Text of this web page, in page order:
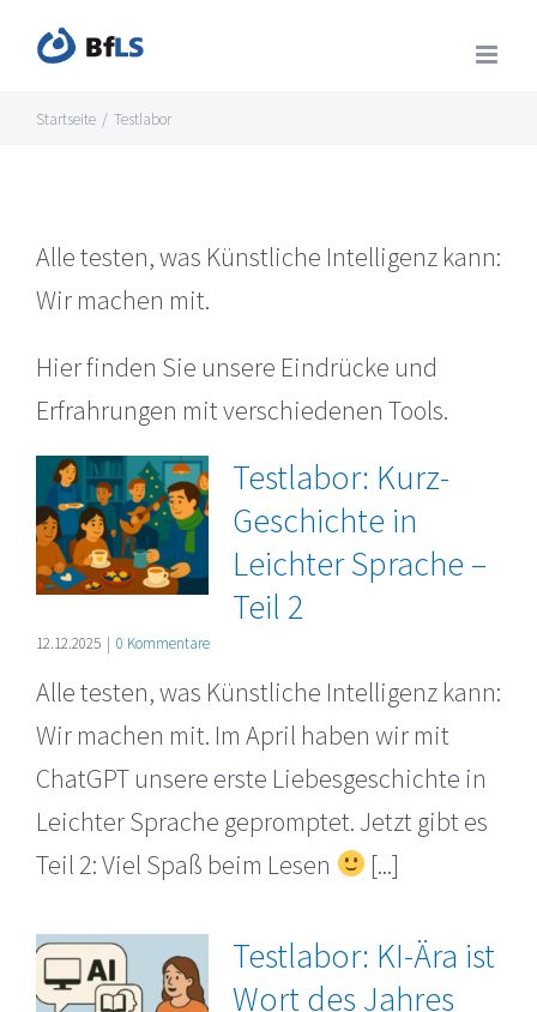
Inhalt
springen
Startseite / Testlabor
Alle testen, was Künstliche Intelligenz kann:
Wir machen mit.
Hier finden Sie unsere Eindrücke und
Erfrahrungen mit verschiedenen Tools.
Testlabor: Kurz-
Geschichte in
Leichter Sprache –
Teil 2
12.12.2025 | 0 Kommentare
Alle testen, was Künstliche Intelligenz kann:
Wir machen mit. Im April haben wir mit
ChatGPT unsere erste Liebesgeschichte in
Leichter Sprache gepromptet. Jetzt gibt es
Teil 2: Viel Spaß beim Lesen
[...]
Testlabor: KI-Ära ist
Wort des Jahres